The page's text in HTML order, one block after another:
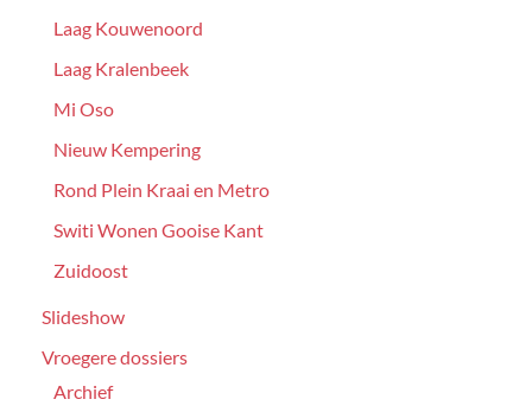
Laag Kouwenoord
Laag Kralenbeek
Mi Oso
Nieuw Kempering
Rond Plein Kraai en Metro
Switi Wonen Gooise Kant
Zuidoost
Slideshow
Vroegere dossiers
Archief